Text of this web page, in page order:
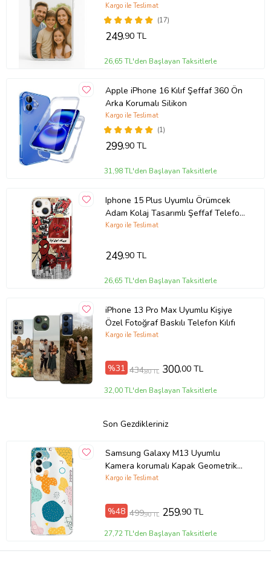
(17)
Kargo ile Teslimat
249,90 TL
26,65 TL'den Başlayan Taksitlerle
Apple iPhone 16 Kılıf Şeffaf 360 Ön
Arka Korumalı Silikon
(1)
Kargo ile Teslimat
299,90 TL
31,98 TL'den Başlayan Taksitlerle
Iphone 15 Plus Uyumlu Örümcek
Adam Kolaj Tasarımlı Şeffaf Telefon
Kılıfı
Kargo ile Teslimat
249,90 TL
26,65 TL'den Başlayan Taksitlerle
iPhone 13 Pro Max Uyumlu Kişiye
Özel Fotoğraf Baskılı Telefon Kılıfı
Kargo ile Teslimat
%31 434,80 TL 300,00 TL
32,00 TL'den Başlayan Taksitlerle
Son Gezdikleriniz
Samsung Galaxy M13 Uyumlu
Kamera korumalı Kapak Geometrik
Şekiller Tasarımlı Şeffaf Kılıf
Kargo ile Teslimat
%48 499,90 TL 259,90 TL
27,72 TL'den Başlayan Taksitlerle